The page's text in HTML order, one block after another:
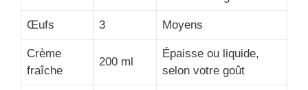
Œufs 3 Moyens
Crème
fraîche
200 ml
Épaisse ou liquide,
selon votre goût